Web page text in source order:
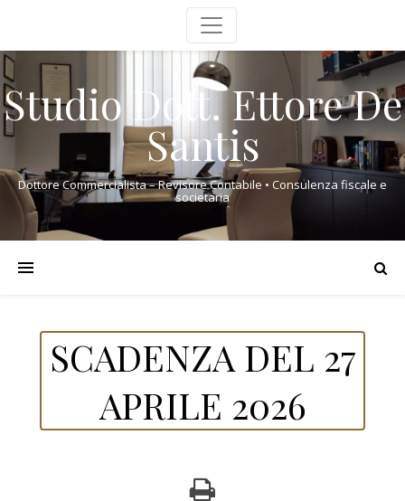
Studio Dott. Ettore De
Santis
Dottore Commercialista – Revisore Contabile • Consulenza fiscale e
societaria
SCADENZA DEL 27
APRILE 2026